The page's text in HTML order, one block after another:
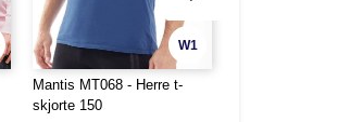
W1
Mantis MT068 - Herre t-
skjorte 150